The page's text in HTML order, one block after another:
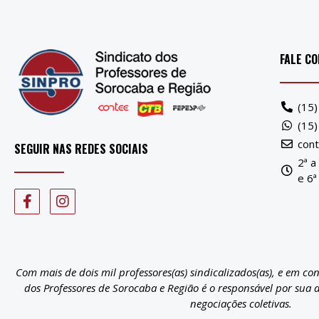
SEGUIR NAS REDES SOCIAIS
FALE
2ª
e
Com mais de dois mil professores(as) sindicalizados(as), e em
dos Professores de Sorocaba e Região é o responsável por
negociações coletivas.